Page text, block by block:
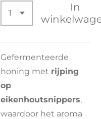
In
Gefermenteerde
honing met rijping
op
eikenhoutsnippers,
waardoor het aroma